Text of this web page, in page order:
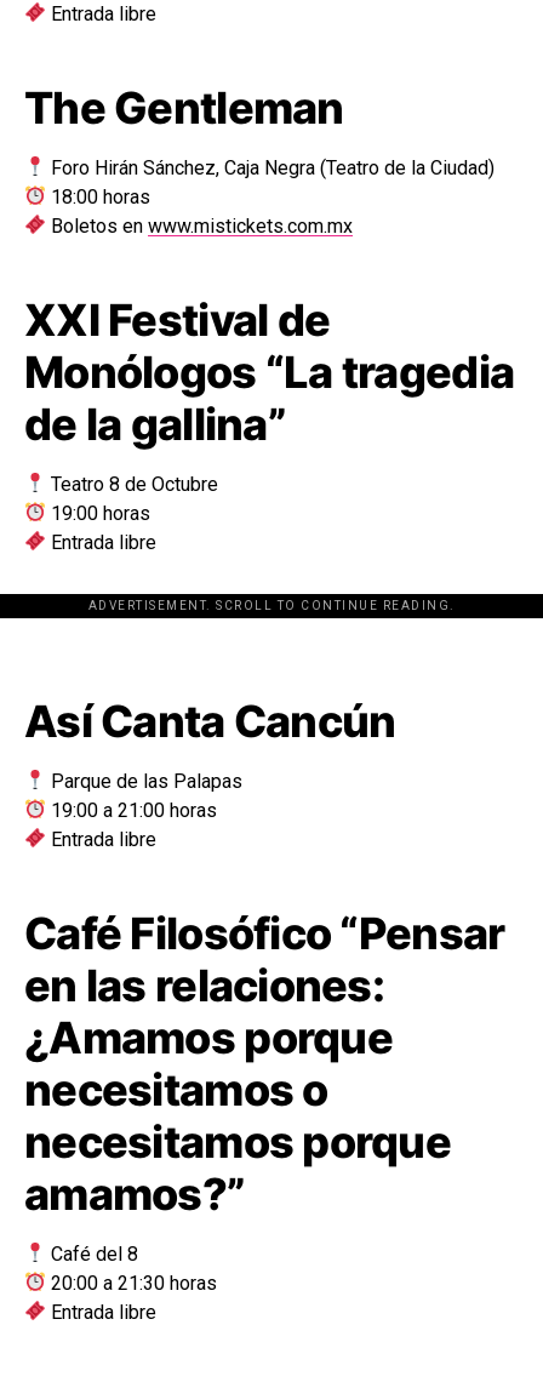
Entrada libre
The Gentleman
Foro Hirán Sánchez, Caja Negra (Teatro de la Ciudad)
18:00 horas
Boletos enwww.mistickets.com.mx
XXI Festival de
Monólogos “La tragedia
de la gallina”
Teatro 8 de Octubre
19:00 horas
Entrada libre
ADVERTISEMENT. SCROLL TO CONTINUE READING.
[adsforwp id="243463"]
Así Canta Cancún
Parque de las Palapas
19:00 a 21:00 horas
Entrada libre
Café Filosófico “Pensar
en las relaciones:
¿Amamos porque
necesitamos o
necesitamos porque
amamos?”
Café del 8
20:00 a 21:30 horas
Entrada libre